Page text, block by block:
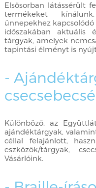
Elsősorban látássérült
termékeket
ünnepekhez
időszakában aktuális
tárgyak, amelyek
tapintási élményt is
-
Különböző, az
ajándéktárgyak,
céllal felajánlott,
eszközök/tárgyak,
Vásárlóink.